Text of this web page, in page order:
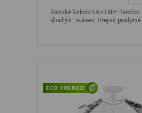
Dámské funkční triko LADY Bamboo
dlouhým rukávem. Hřejivé, prodyšné
ECO-FRIENDLY